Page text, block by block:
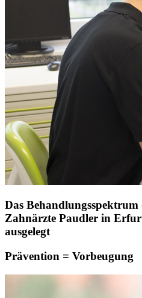
Das
Zahnärzte Paudler in
ausgelegt
Prävention = Vorbeugung